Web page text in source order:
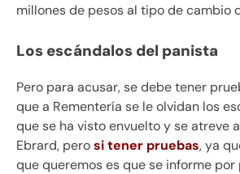
millones de pesos al tipo de cambio
Los escándalos del panista
Pero para acusar, se debe tener
que a Rementería se le olvidan los
que se ha visto envuelto y se atreve
Ebrard, perosi tener pruebas, ya
que queremos es que se informe por